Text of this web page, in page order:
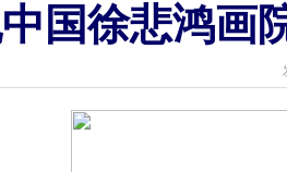
国徐悲鸿画